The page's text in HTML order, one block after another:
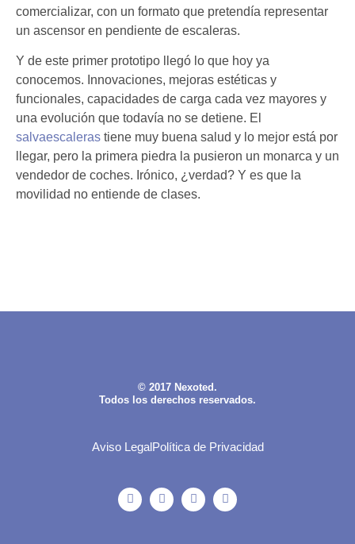
comercializar, con un formato que pretendía representar
un ascensor en pendiente de escaleras.
Y de este primer prototipo llegó lo que hoy ya
conocemos. Innovaciones, mejoras estéticas y
funcionales, capacidades de carga cada vez mayores y
una evolución que todavía no se detiene. El
salvaescaleras tiene muy buena salud y lo mejor está por
llegar, pero la primera piedra la pusieron un monarca y un
vendedor de coches. Irónico, ¿verdad? Y es que la
movilidad no entiende de clases.
© 2017 Nexoted.
Todos los derechos reservados.
Aviso LegalPolítica de Privacidad